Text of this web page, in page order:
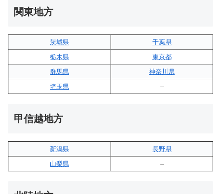
関東地方
茨城県
千葉県
栃木県
東京都
群馬県
神奈川県
埼玉県
–
甲信越地方
新潟県
長野県
山梨県
–